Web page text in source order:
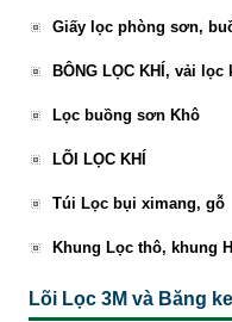
Giấy lọc phòng sơn,
BÔNG LỌC KHÍ, vải lọc
Lọc buồng sơn Khô
LÕI LỌC KHÍ
Túi Lọc bụi ximang, gỗ
Khung Lọc thô, khung
Lõi Lọc 3M và Băng